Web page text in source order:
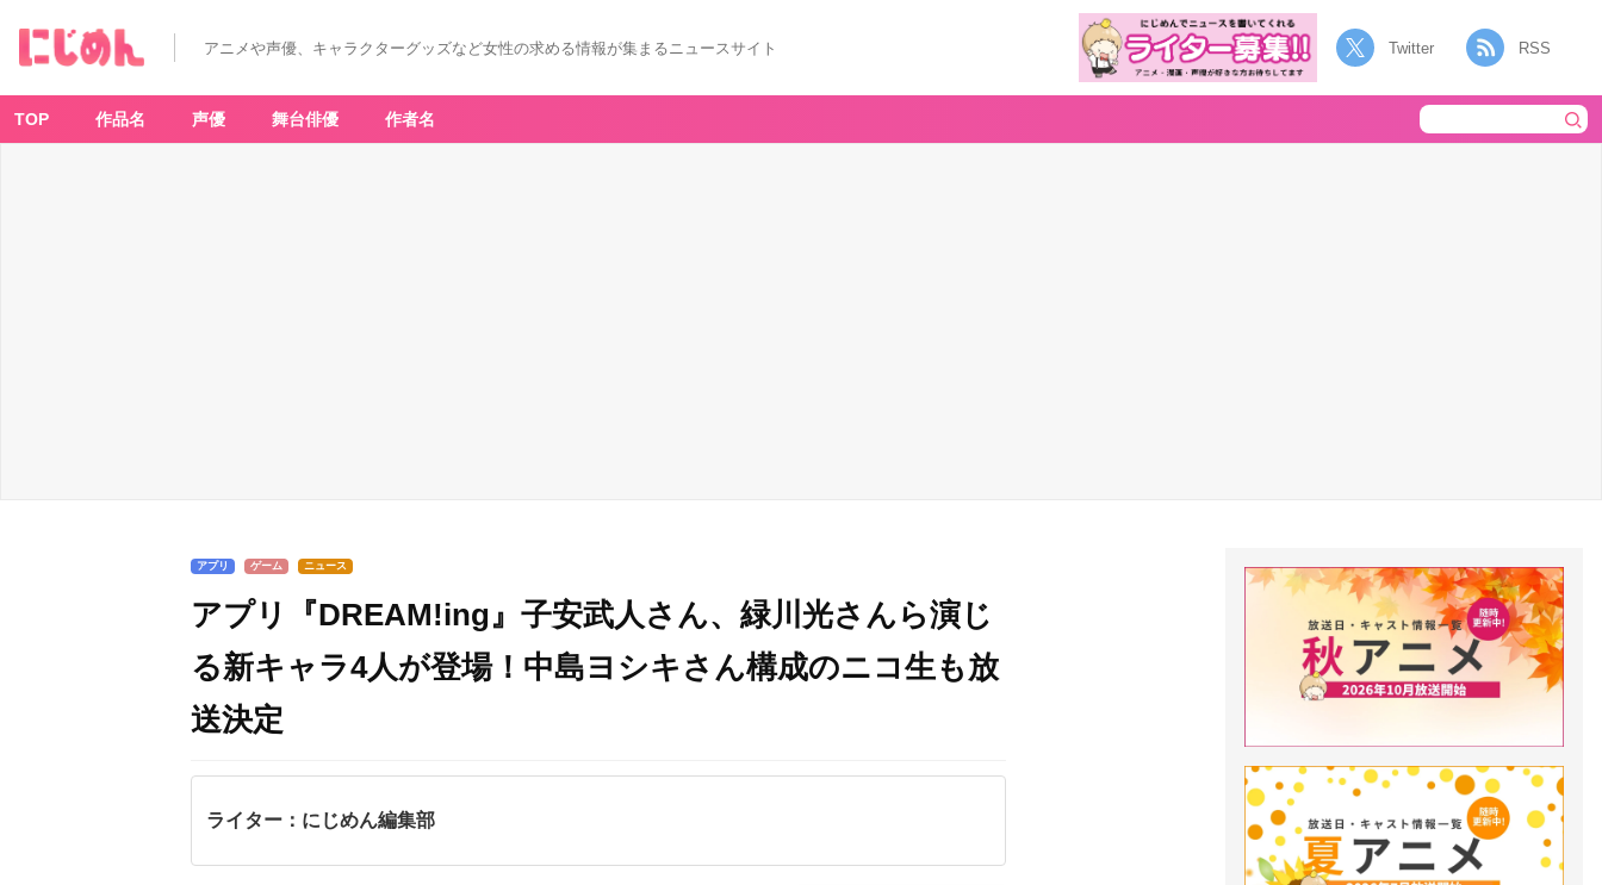
アニメや声優、キャラクターグッズなど女性の求める情報が集まるニュースサイト Twitter RSS
TOP 作品名 声優 舞台俳優 作者名
アプリ ゲーム ニュース
アプリ『DREAM!ing』子安武人さん、緑川光さんら演じ
る新キャラ4人が登場！中島ヨシキさん構成のニコ生も放
送決定
ライター：にじめん編集部